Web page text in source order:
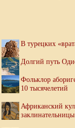
В турецких
Долгий путь
Фольклор
10 тысячелетий
Африканский